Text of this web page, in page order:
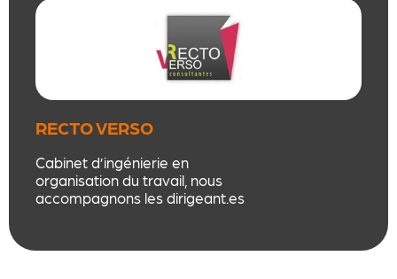
RECTO VERSO
Cabinet d’ingénierie en
organisation du travail, nous
accompagnons les dirigeant.es
collectives via coaching,